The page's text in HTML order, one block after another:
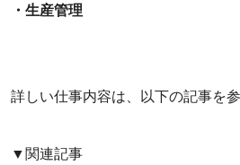
・生産管理
詳しい仕事内容は、以下の記事を
▼関連記事